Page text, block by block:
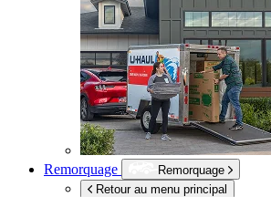
Remorquage
Remorquage
Retour au menu principal